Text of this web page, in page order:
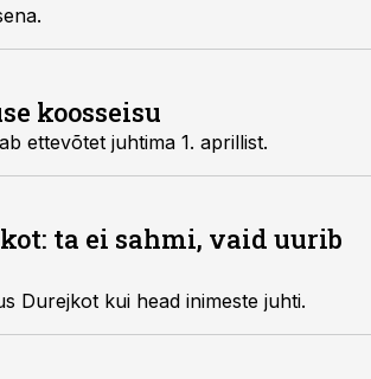
koosseisu
ettevõtet juhtima 1. aprillist.
ta ei sahmi, vaid uurib
Durejkot kui head inimeste juhti.